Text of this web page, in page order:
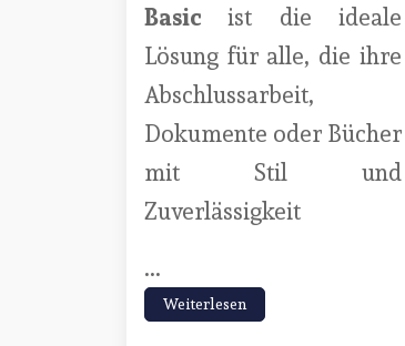
Basic ist die ideale
Lösung für alle, die ihre
Abschlussarbeit,
Dokumente oder Bücher
mit Stil und
Zuverlässigkeit
...
Weiterlesen